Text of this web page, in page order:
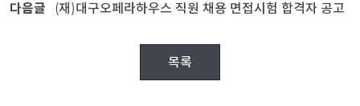
다음글
(재)대구오페라하우스 직원 채용 면접시험 합격자 공고
목록